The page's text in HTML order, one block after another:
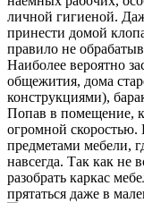
личной гигиеной.
принести домой
правило не
Наиболее вероятно
общежития, дома
конструкциями),
Попав в помещение,
огромной скоростью.
предметами мебели,
навсегда. Так как не
разобрать каркас
прятаться даже в